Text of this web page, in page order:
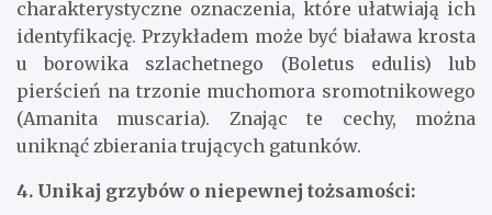
charakterystyczne oznaczenia, które ułatwiają ich
identyfikację. Przykładem może być biaława krosta
u borowika szlachetnego (Boletus edulis) lub
pierścień na trzonie muchomora sromotnikowego
(Amanita muscaria). Znając te cechy, można
uniknąć zbierania trujących gatunków.
4. Unikaj grzybów o niepewnej tożsamości: